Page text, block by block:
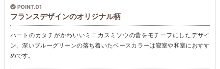
POINT.01
フランスデザインのオリジナル柄
ハートのカタチがかわいいミニカスミソウの蕾をモチーフにしたデザイ
ン。深いブルーグリーンの落ち着いたベースカラーは寝室や和室におすす
めです。